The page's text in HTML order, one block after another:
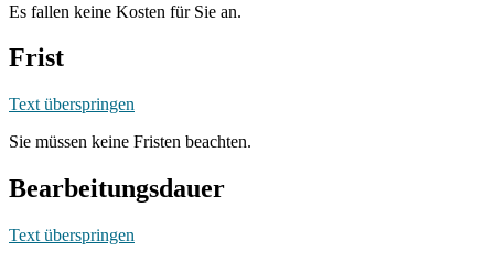
Es fallen keine Kosten für Sie an.
Frist
Text überspringen
Sie müssen keine Fristen beachten.
Bearbeitungsdauer
Text überspringen